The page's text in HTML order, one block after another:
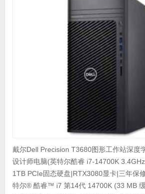
戴尔Dell Precision T3680图形工作站深度
设计师电脑(英特尔酷睿 i7-14700K
1TB PCIe固态硬盘|RTX3080显卡|三年保
特尔® 酷睿™ i7 第14代 14700K (33 MB